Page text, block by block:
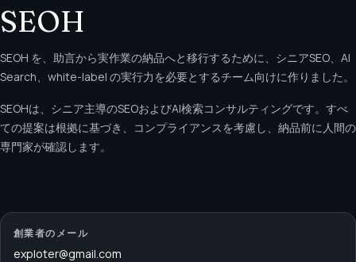
SEOH
SEOH を、助言から実作業の納品へと移行するために、シニアSEO、AI
Search、white-label の実行力を必要とするチーム向けに作りました。
SEOHは、シニア主導のSEOおよびAI検索コンサルティングです。すべ
ての提案は根拠に基づき、コンプライアンスを考慮し、納品前に人間の
専門家が確認します。
創業者のメール
exploter@gmail.com